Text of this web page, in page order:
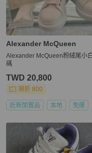
Alexander McQueen
Alexander McQueen粉絨尾小
碼
TWD 20,800
現折 800
近新閒置品 本地 免運